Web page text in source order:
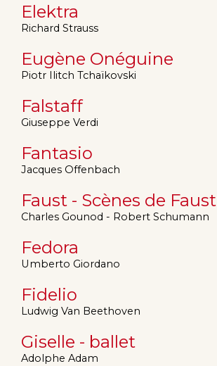
Elektra
Richard Strauss
Eugène Onéguine
Piotr Ilitch Tchaïkovski
Falstaff
Giuseppe Verdi
Fantasio
Jacques Offenbach
Faust - Scènes de Faust
Charles Gounod - Robert Schumann
Fedora
Umberto Giordano
Fidelio
Ludwig Van Beethoven
Giselle - ballet
Adolphe Adam